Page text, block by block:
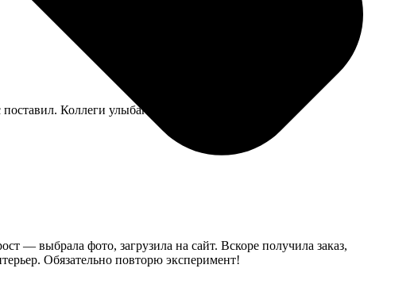
Коллеги улыбаются, когда листают.
— выбрала фото, загрузила на сайт. Вскоре получила заказ,
Обязательно повторю эксперимент!